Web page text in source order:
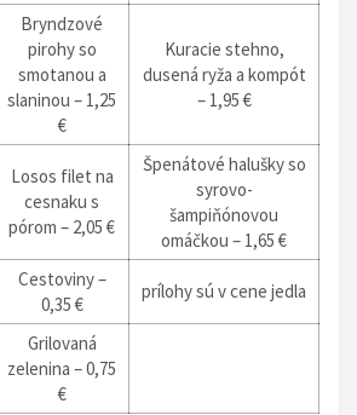
Bryndzové
pirohy so
smotanou a
slaninou – 1,25
€
Kuracie stehno,
dusená ryža a kompót
– 1,95 €
Losos filet na
cesnaku s
pórom – 2,05 €
Špenátové halušky so
syrovo-
šampiňónovou
omáčkou – 1,65 €
Cestoviny –
0,35 €
prílohy sú v cene jedla
Grilovaná
zelenina – 0,75
€